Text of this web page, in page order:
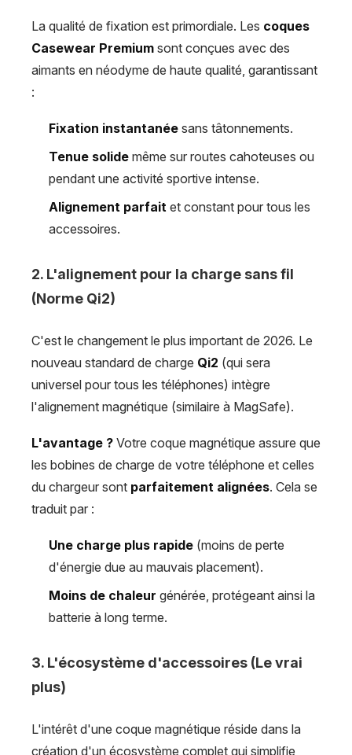
La qualité de fixation est primordiale. Les coques
Casewear Premium sont conçues avec des
aimants en néodyme de haute qualité, garantissant
:
Fixation instantanée sans tâtonnements.
Tenue solide même sur routes cahoteuses ou
pendant une activité sportive intense.
Alignement parfait et constant pour tous les
accessoires.
2. L'alignement pour la charge sans fil
(Norme Qi2)
C'est le changement le plus important de 2026. Le
nouveau standard de charge Qi2 (qui sera
universel pour tous les téléphones) intègre
l'alignement magnétique (similaire à MagSafe).
L'avantage ? Votre coque magnétique assure que
les bobines de charge de votre téléphone et celles
du chargeur sont parfaitement alignées. Cela se
traduit par :
Une charge plus rapide (moins de perte
d'énergie due au mauvais placement).
Moins de chaleur générée, protégeant ainsi la
batterie à long terme.
3. L'écosystème d'accessoires (Le vrai
plus)
L'intérêt d'une coque magnétique réside dans la
création d'un écosystème complet qui simplifie